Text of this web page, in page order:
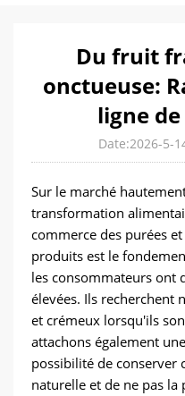
Du fruit
onctueuse:
ligne
Date:2026-5-
Sur le marché
transformation
commerce des purées
produits est le
les consommateurs ont
élevées. Ils recherchent
et crémeux lorsqu'ils
attachons également
possibilité de
naturelle et de ne pas la